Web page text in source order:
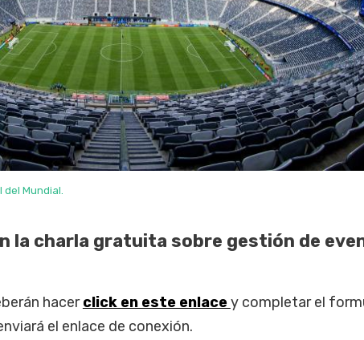
Mundial.
la charla gratuita sobre gestión de
hacerclick en este enlacey completar el
el enlace de conexión.